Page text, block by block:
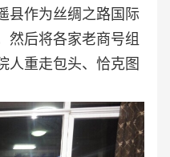
县作为丝绸之路国际
然后将各家老商号组
人重走包头、恰克图